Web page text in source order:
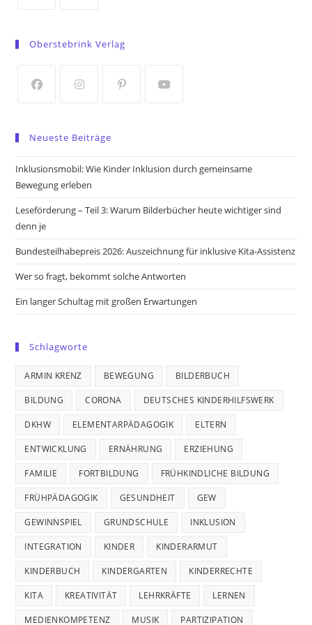
a
tab
tab
Oberstebrink Verlag
a
new
tab
new
tab
a
new
new
Neueste Beiträge
Inklusionsmobil: Wie Kinder Inklusion durch gemeinsame
Bewegung erleben
Leseförderung – Teil 3: Warum Bilderbücher heute wichtiger sind
denn je
Bundesteilhabepreis 2026: Auszeichnung für inklusive Kita-Assistenz
Wer so fragt, bekommt solche Antworten
Ein langer Schultag mit großen Erwartungen
Schlagworte
ARMIN KRENZ BEWEGUNG BILDERBUCH
BILDUNG CORONA DEUTSCHES KINDERHILFSWERK
DKHW ELEMENTARPÄDAGOGIK ELTERN
ENTWICKLUNG ERNÄHRUNG ERZIEHUNG
FAMILIE FORTBILDUNG FRÜHKINDLICHE BILDUNG
FRÜHPÄDAGOGIK GESUNDHEIT GEW
GEWINNSPIEL GRUNDSCHULE INKLUSION
INTEGRATION KINDER KINDERARMUT
KINDERBUCH KINDERGARTEN KINDERRECHTE
KITA KREATIVITÄT LEHRKRÄFTE LERNEN
MEDIENKOMPETENZ MUSIK PARTIZIPATION